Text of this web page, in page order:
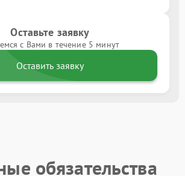
Оставьте заявку
с Вами в течение 5 минут
Оставить заявку
обязательства